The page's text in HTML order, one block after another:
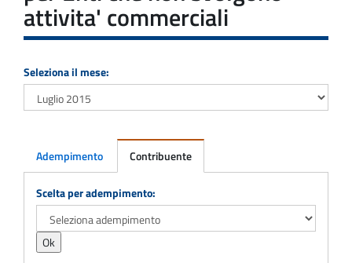
attivita' commerciali
Seleziona il mese:
Adempimento Contribuente
Adempimento
Scelta per adempimento: